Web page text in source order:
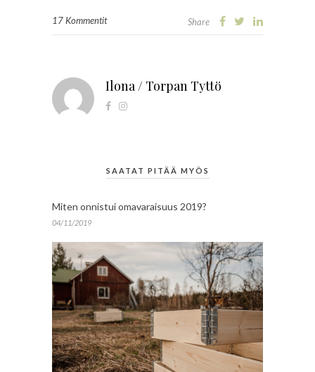
17 Kommentit Share
Ilona / Torpan Tyttö
SAATAT PITÄÄ MYÖS
Miten onnistui omavaraisuus 2019?
04/11/2019